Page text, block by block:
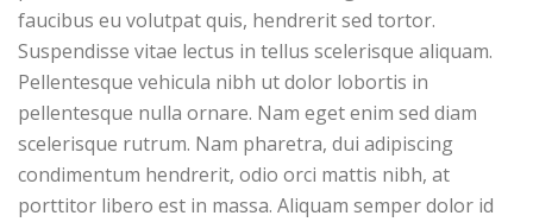
faucibus eu volutpat quis, hendrerit sed tortor.
Suspendisse vitae lectus in tellus scelerisque aliquam.
Pellentesque vehicula nibh ut dolor lobortis in
pellentesque nulla ornare. Nam eget enim sed diam
scelerisque rutrum. Nam pharetra, dui adipiscing
condimentum hendrerit, odio orci mattis nibh, at
porttitor libero est in massa. Aliquam semper dolor id